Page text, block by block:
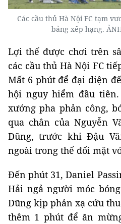
Các cầu thủ Hà Nội FC tạm
bảng xếp hạng.
Lợi thế được chơi trên
các cầu thủ Hà Nội FC
Mất 6 phút để đại diện
hội nguy hiểm đầu
xướng pha phản công,
qua chân của Nguyễn
Dũng, trước khi Đậu
ngoài trong thế đối mặt
Đến phút 31, Daniel
Hải ngả người móc
Dũng kịp phản xạ cứu
thêm 1 phút để ăn